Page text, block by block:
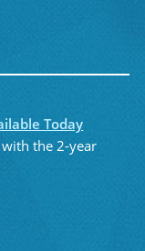
Today
with the 2-year